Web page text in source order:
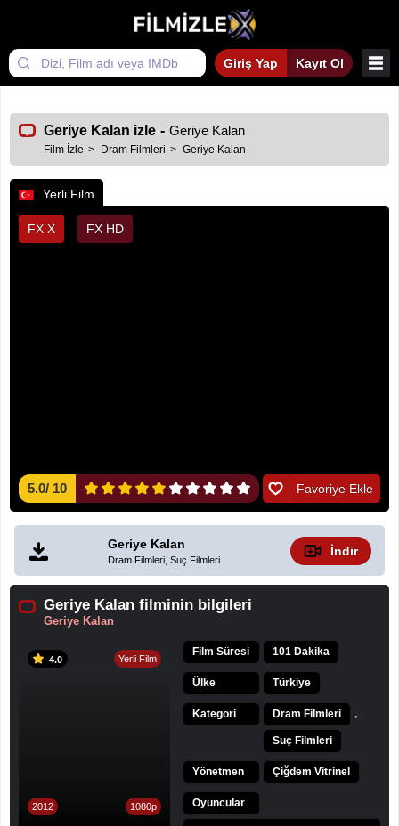
Giriş Yap Kayıt Ol
Geriye Kalan izle - Geriye Kalan
Film İzle Dram Filmleri Geriye Kalan
Yerli Film
FX X FX HD
5.0/ 10 Favoriye Ekle
Geriye Kalan
Dram Filmleri, Suç Filmleri
İndir
Geriye Kalan filminin bilgileri
Geriye Kalan
4.0 Yerli Film
2012 1080p
Film Süresi 101 Dakika
Ülke Türkiye
Kategori Dram Filmleri
Suç Filmleri
Yönetmen Çiğdem Vitrinel
Oyuncular